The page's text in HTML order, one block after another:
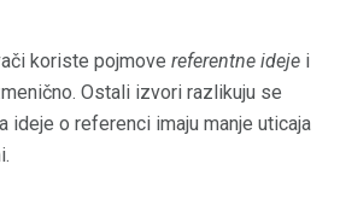
koriste pojmove referentne ideje i
Ostali izvori razlikuju se
ideje o referenci imaju manje uticaja